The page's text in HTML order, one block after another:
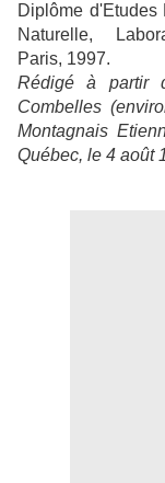
Diplôme d'Etudes
Naturelle,
Paris, 1997.
Rédigé à partir
Combelles
Montagnais
Québec, le 4 août